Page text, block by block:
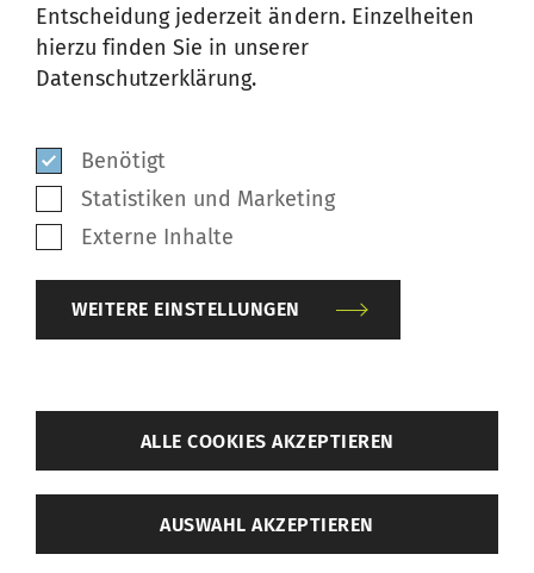
DOWNLOADS
Verhaltenskodex
Entscheidung jederzeit ändern. Einzelheiten
hierzu finden Sie in unserer
Datenschutzerklärung.
Benötigt
Statistiken und Marketing
Externe Inhalte
WEITERE EINSTELLUNGEN
Weitere Einstellungen
Benötigt
AUSWAHL AKZEPTIEREN
ALLE COOKIES AKZEPTIEREN